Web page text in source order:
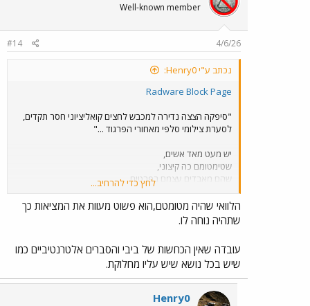
Well-known member
4/6/26
#14
נכתב ע"י Henry0:
Radware Block Page
"סיפקה הצצה נדירה למכבש לחצים קואליציוני חסר תקדים,
לסערת צילומי סלפי מאחורי הפרגוד ..."
יש מעט מאד אשים,
שטימטומם כה קיצוני,
שהם מאבדים עצמם בפרטים,
וחסרי יכולת לראות את התמונה הגדולה.
לחץ כדי להרחיב...
הלוואי שהיה מטומטם,הוא פשוט מעוות את המציאות כך
שתהיה נוחה לו.
עובדה שאין הכחשות של ביבי והסברים אלטרנטיביים כמו
שיש בכל נושא שיש עליו מחלוקת.
Henry0